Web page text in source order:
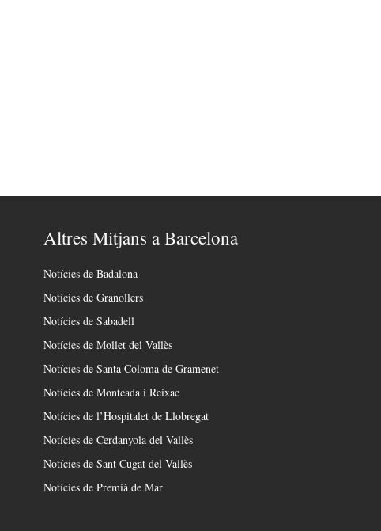
Altres Mitjans a Barcelona
Notícies de Badalona
Notícies de Granollers
Notícies de Sabadell
Notícies de Mollet del Vallès
Notícies de Santa Coloma de Gramenet
Notícies de Montcada i Reixac
Notícies de l’Hospitalet de Llobregat
Notícies de Cerdanyola del Vallès
Notícies de Sant Cugat del Vallès
Notícies de Premià de Mar